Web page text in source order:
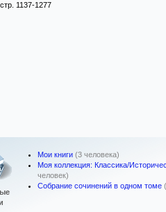
1137-1277
Мои книги (3 человека)
Моя коллекция: Классика/
человек)
Собрание сочинений в одном томе